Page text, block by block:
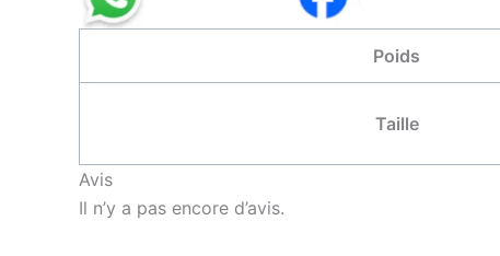
Poids
Taille
Avis
Il n’y a pas encore d’avis.